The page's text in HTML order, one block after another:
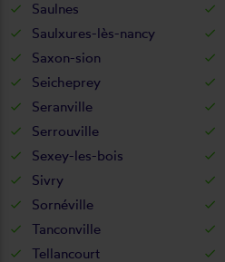
Saulnes
Saulxures-lès-nancy
Saxon-sion
Seicheprey
Seranville
Serrouville
Sexey-les-bois
Sivry
Sornéville
Tanconville
Tellancourt